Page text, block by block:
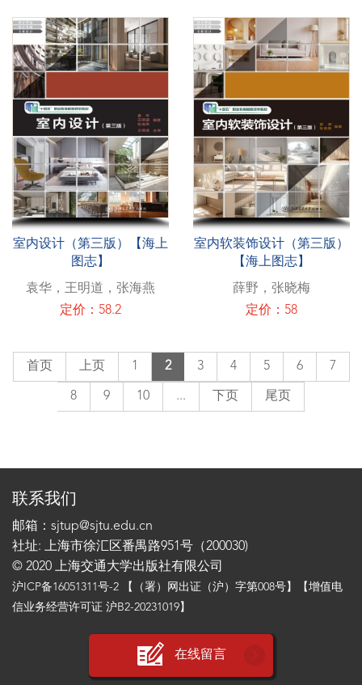
室内设计（第三版）【海上
图志】
袁华，王明道，张海燕
定价：58.2
室内软装饰设计（第三版）
【海上图志】
薛野，张晓梅
定价：58
首页 上页 1 2 3 4 5 6 7
8 9 10 ... 下页 尾页
联系我们
邮箱：sjtup@sjtu.edu.cn
社址: 上海市徐汇区番禺路951号（200030)
© 2020 上海交通大学出版社有限公司
沪ICP备16051311号-2 【（署）网出证（沪）字第008号】【增值电
信业务经营许可证 沪B2-20231019】
在线留言